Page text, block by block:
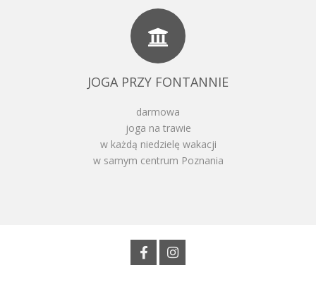
JOGA PRZY FONTANNIE
darmowa
joga na trawie
w każdą niedzielę wakacji
w samym centrum Poznania